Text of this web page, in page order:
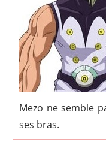
Mezo ne semble
ses bras.